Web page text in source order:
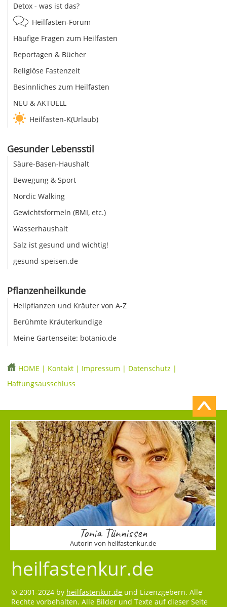
Detox - was ist das?
Heilfasten-Forum
Häufige Fragen zum Heilfasten
Reportagen & Bücher
Religiöse Fastenzeit
Besinnliches zum Heilfasten
NEU & AKTUELL
Heilfasten-K(Urlaub)
Gesunder Lebensstil
Säure-Basen-Haushalt
Bewegung & Sport
Nordic Walking
Gewichtsformeln (BMI, etc.)
Wasserhaushalt
Salz ist gesund und wichtig!
gesund-speisen.de
Pflanzenheilkunde
Heilpflanzen und Kräuter von A-Z
Berühmte Kräuterkundige
Meine Gartenseite: botanio.de
HOME | Kontakt | Impressum | Datenschutz |
Haftungsausschluss
Tonia Tünnissen
Autorin von heilfastenkur.de
heilfastenkur.de
© 2001-2024 by heilfastenkur.de und Lizenzgebern. Alle
Rechte vorbehalten. Alle Bilder und Texte auf dieser Seite